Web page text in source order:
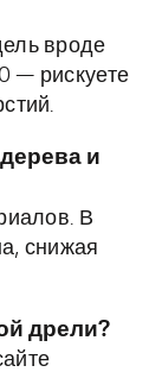
вроде
— рискуете
и
В
снижая
дрели?